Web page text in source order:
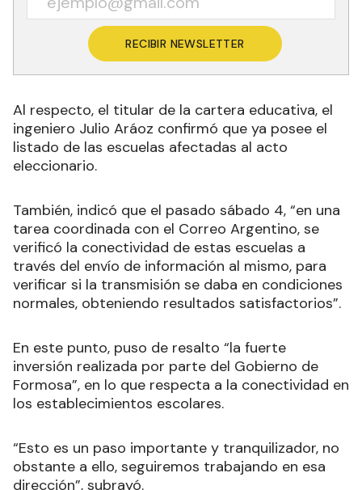
RECIBIR NEWSLETTER
Al respecto, el titular de la cartera educativa, el
ingeniero Julio Aráoz confirmó que ya posee el
listado de las escuelas afectadas al acto
eleccionario.
También, indicó que el pasado sábado 4, “en una
tarea coordinada con el Correo Argentino, se
verificó la conectividad de estas escuelas a
través del envío de información al mismo, para
verificar si la transmisión se daba en condiciones
normales, obteniendo resultados satisfactorios”.
En este punto, puso de resalto “la fuerte
inversión realizada por parte del Gobierno de
Formosa”, en lo que respecta a la conectividad en
los establecimientos escolares.
“Esto es un paso importante y tranquilizador, no
obstante a ello, seguiremos trabajando en esa
dirección”, subrayó.